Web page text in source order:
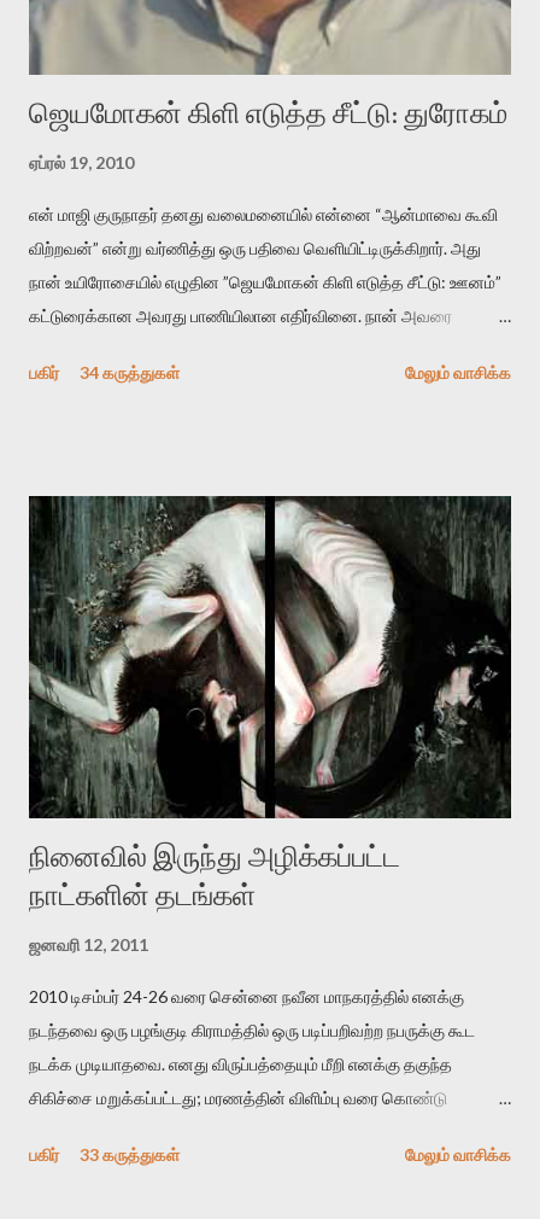
“காலை வணக்கங்கள்” எனும் ஒரு கவிதையில் சொருகப் போகிறோம்.
முதலில் கருவியை பழகுவோம். அன்றாட மொழியில் ஒன்று ம...
ஜெயமோகன் கிளி எடுத்த சீட்டு: துரோகம்
ஏப்ரல் 19, 2010
என் மாஜி குருநாதர் தனது வலைமனையில் என்னை “ஆன்மாவை கூவி
விற்றவன்” என்று வர்ணித்து ஒரு பதிவை வெளியிட்டிருக்கிறார். அது
நான் உயிரோசையில் எழுதின ”ஜெயமோகன் கிளி எடுத்த சீட்டு: ஊனம்”
கட்டுரைக்கான அவரது பாணியிலான எதிர்வினை. நான் அவரை
பதிவை படித்த நண்பர்கள் பலரும் அவருக்காக இரக்கப்பட்டார்கள்.
தனது இணையதளத்திலே தொடர்ந்து பதிவு செய்கிறார். உயிர்மை
இன்னும் சில வருடங்களுக்கு தனக்கு எதிராக எழுத்தாளர்களை ஏவி
விட்டபடி இருக்கும் என்று ஒரு அச்சத்தை வெளிப்படுத்தியபடி
இருக்கிறார். அவர் கடுமையான பாதுகாப்பின்மை மனநிலையில் உள்ளார்.
உயிர்மை அவரை தாக்க உத்தேசித்தாலும் இல்லை என்றாலும்
ஜெயமோகன் அந்த பிரமையால் தொடர்ந்து அச்சுறுத்தலுக்கு உள்ளாகி
உள்ளார். உங்களை பற்றின இந்த தாக்குதல் கூட இதன் வெளிப்பாடு தான்”.
உண்மையே! ராக்கி படத்தில் குத்துச்சண்டை வீரராக வரும் சில்வெஸ்டர்
ஓரிடத்தில் சொல்வார்: ...
பகிர் 34 கருத்துகள் மேலும் வாசிக்க
நினைவில் இருந்து அழிக்கப்பட்ட
நாட்களின் தடங்கள்
ஜனவரி 12, 2011
2010 டிசம்பர் 24-26 வரை சென்னை நவீன மாநகரத்தில் எனக்கு
நடந்தவை ஒரு பழங்குடி கிராமத்தில் ஒரு படிப்பறிவற்ற நபருக்கு கூட
நடக்க முடியாதவை. எனது விருப்பத்தையும் மீறி எனக்கு தகுந்த
சிகிச்சை மறுக்கப்பட்டது; மரணத்தின் விளிம்பு வரை கொண்டு
பகிர்
33 கருத்துகள் மேலும் வாசிக்க